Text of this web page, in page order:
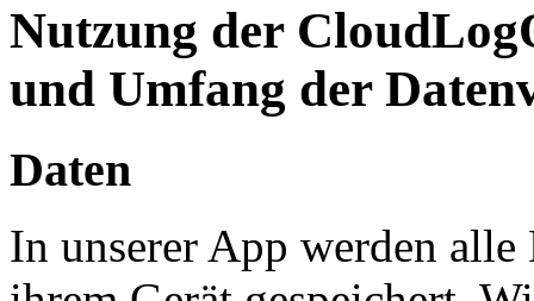
Nutzung der
und Umfang der
Daten
In unserer App werden